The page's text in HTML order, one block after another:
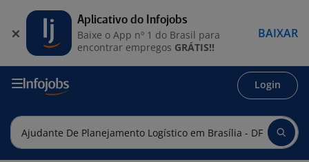
Login
Aplicativo do Infojobs
Baixe o App nº 1 do Brasil para
encontrar empregos GRÁTIS!!
BAIXAR